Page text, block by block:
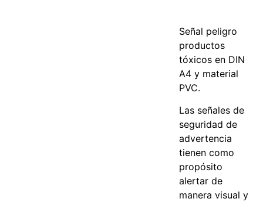
Señal peligro
productos
tóxicos en DIN
A4 y material
PVC.
Las señales de
seguridad de
advertencia
tienen como
propósito
alertar de
manera visual y